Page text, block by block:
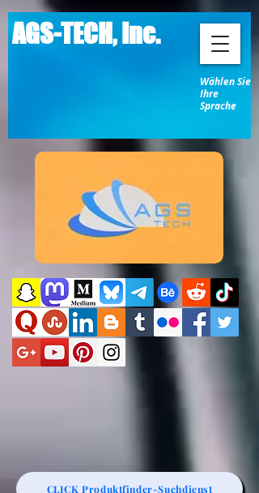
AGS-TECH, Inc.
Wählen Sie
Ihre
Sprache
CLICK Produktfinder-Suchdienst